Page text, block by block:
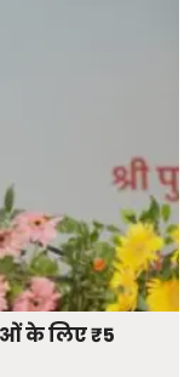
के लिए ₹5